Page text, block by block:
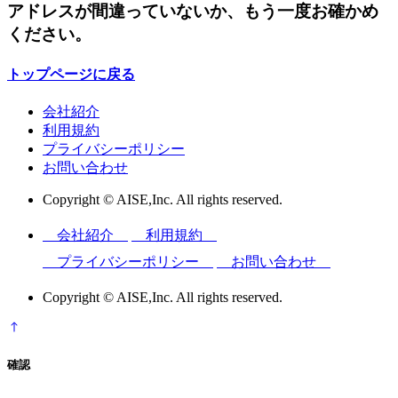
アドレスが間違っていないか、もう一度お確かめ
ください。
トップページに戻る
会社紹介
利用規約
プライバシーポリシー
お問い合わせ
Copyright © AISE,Inc. All rights reserved.
会社紹介
利用規約
プライバシーポリシー
お問い合わせ
Copyright © AISE,Inc. All rights reserved.
確認